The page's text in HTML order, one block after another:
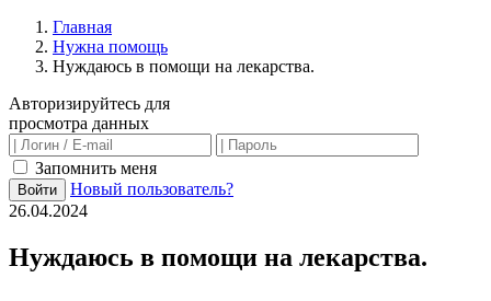
Главная
Нужна помощь
Нуждаюсь в помощи на лекарства.
Авторизируйтесь для
просмотра данных
Запомнить меня
Войти
Новый пользователь?
26.04.2024
Нуждаюсь в помощи на лекарства.